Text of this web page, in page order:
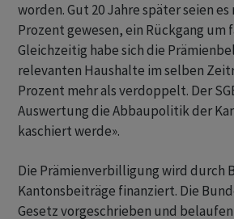
worden. Gut 20 Jahre später seien es
Prozent gewesen, ein Rückgang um
Gleichzeitig habe sich die
relevanten Haushalte im selben
Prozent mehr als verdoppelt. Der
Auswertung die Abbaupolitik der
kaschiert werde».
Die Prämienverbilligung wird durch
Kantonsbeiträge finanziert. Die
Gesetz vorgeschrieben und belaufen